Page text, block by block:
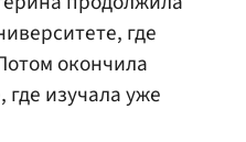
где
окончила
изучала уже